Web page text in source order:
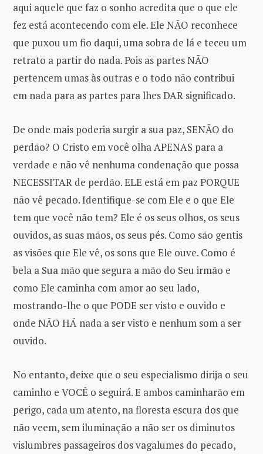
aqui aquele que faz o sonho acredita que o que ele
fez está acontecendo com ele. Ele NÃO reconhece
que puxou um fio daqui, uma sobra de lá e teceu um
retrato a partir do nada. Pois as partes NÃO
pertencem umas às outras e o todo não contribui
em nada para as partes para lhes DAR significado.
De onde mais poderia surgir a sua paz, SENÃO do
perdão? O Cristo em você olha APENAS para a
verdade e não vê nenhuma condenação que possa
NECESSITAR de perdão. ELE está em paz PORQUE
não vê pecado. Identifique-se com Ele e o que Ele
tem que você não tem? Ele é os seus olhos, os seus
ouvidos, as suas mãos, os seus pés. Como são gentis
as visões que Ele vê, os sons que Ele ouve. Como é
bela a Sua mão que segura a mão do Seu irmão e
como Ele caminha com amor ao seu lado,
mostrando-lhe o que PODE ser visto e ouvido e
onde NÃO HÁ nada a ser visto e nenhum som a ser
ouvido.
No entanto, deixe que o seu especialismo dirija o seu
caminho e VOCÊ o seguirá. E ambos caminharão em
perigo, cada um atento, na floresta escura dos que
não veem, sem iluminação a não ser os diminutos
vislumbres passageiros dos vagalumes do pecado,